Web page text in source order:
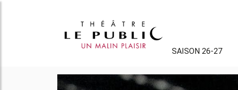
SAISON 26-27